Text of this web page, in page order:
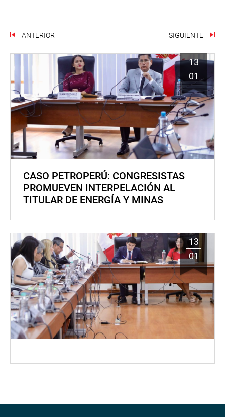
ANTERIOR SIGUIENTE
13
01
CASO PETROPERÚ: CONGRESISTAS
PROMUEVEN INTERPELACIÓN AL
TITULAR DE ENERGÍA Y MINAS
13
01